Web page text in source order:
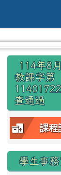
右邊區
114年8
教課字第
查通過
課程
學生事務